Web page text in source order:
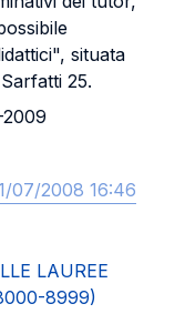
situata
25.
07/2008 16:46
LAUREE
8999)